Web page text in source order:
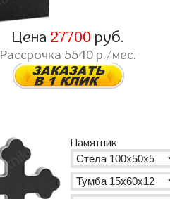
Цена 27700 руб.
Рассрочка 5540 р./мес.
Памятник